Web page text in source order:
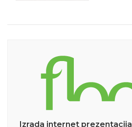
Izrada internet prezentacija